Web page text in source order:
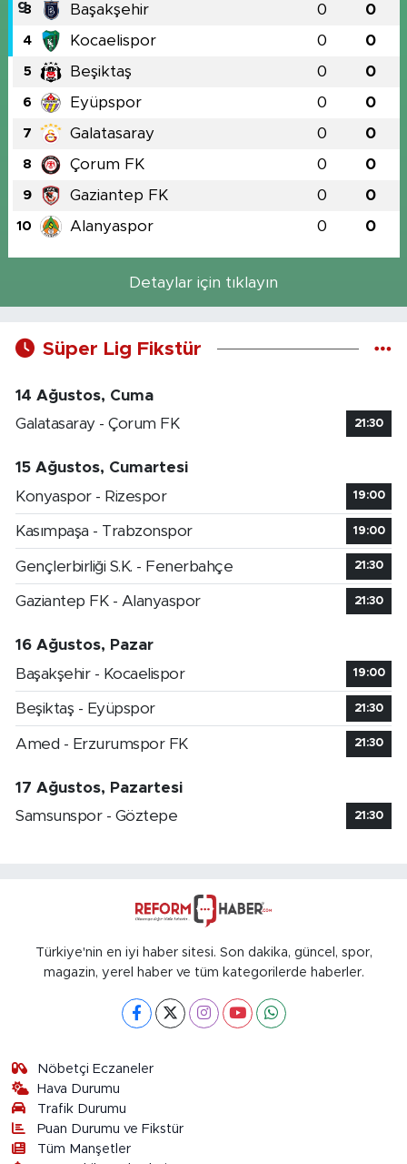
3 Başakşehir 0 0
4 Kocaelispor 0 0
5 Beşiktaş 0 0
6 Eyüpspor 0 0
7 Galatasaray 0 0
8 Çorum FK 0 0
9 Gaziantep FK 0 0
10 Alanyaspor 0 0
Detaylar için tıklayın
Süper Lig Fikstür
14 Ağustos, Cuma
Galatasaray - Çorum FK
21:30
15 Ağustos, Cumartesi
Konyaspor - Rizespor
19:00
Kasımpaşa - Trabzonspor 19:00
Gençlerbirliği S.K. - Fenerbahçe 21:30
Gaziantep FK - Alanyaspor 21:30
16 Ağustos, Pazar
Başakşehir - Kocaelispor
19:00
Beşiktaş - Eyüpspor 21:30
Amed - Erzurumspor FK 21:30
17 Ağustos, Pazartesi
Samsunspor - Göztepe
21:30
Türkiye'nin en iyi haber sitesi. Son dakika, güncel, spor,
magazin, yerel haber ve tüm kategorilerde haberler.
Nöbetçi Eczaneler
Hava Durumu
Trafik Durumu
Puan Durumu ve Fikstür
Tüm Manşetler